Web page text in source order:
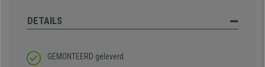
DETAILS
GEMONTEERD geleverd